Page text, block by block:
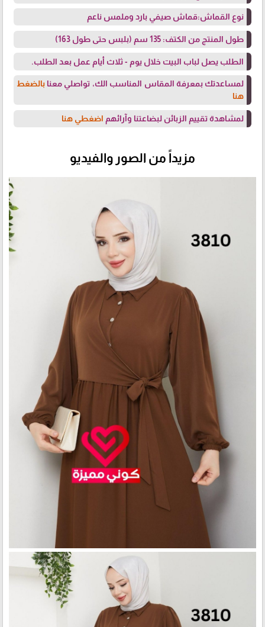
نوع القماش:قماش صيفي بارد وملمس ناعم
طول المنتج من الكتف: 135 سم (بلبس حتى طول 163)
الطلب يصل لباب البيت خلال يوم - ثلاث أيام عمل بعد الطلب.
لمساعدتك بمعرفة المقاس المناسب الك، تواصلي معنابالضغط
هنا
لمشاهدة تقييم الزبائن لبضاعتنا وآرائهم اضغطي هنا
مزيداً من الصور والفيديو